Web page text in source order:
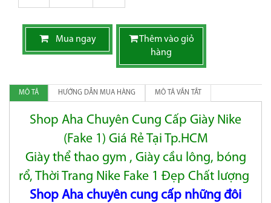
Mua ngay
Thêm vào giỏ
hàng
MÔ TẢ HƯỚNG DẪN MUA HÀNG MÔ TẢ VẮN TẮT
Shop Aha Chuyên Cung Cấp Giày Nike
(Fake 1) Giá Rẻ Tại Tp.HCM
Giày thể thao gym , Giày cầu lông, bóng
rổ, Thời Trang Nike Fake 1 Đẹp Chất lượng
Shop Aha chuyên cung cấp những đôi